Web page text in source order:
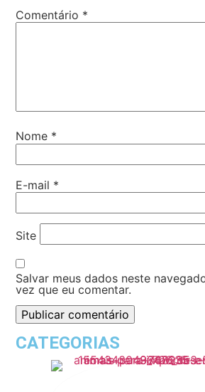
Comentário *
Nome *
E-mail *
Site
Salvar meus dados neste
vez que eu comentar.
CATEGORIAS